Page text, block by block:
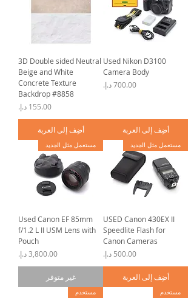
Used Nikon D3100
Camera Body
السعر
أضِف إلى العربة
3D Double sided Neutral
Beige and White
Concrete Texture
Backdrop #8858
السعر
أضِف إلى العربة
مستعمل مثل الجديد
USED Canon 430EX II
Speedlite Flash for
Canon Cameras
السعر
أضِف إلى العربة
مستعمل مثل الجديد
Used Canon EF 85mm
f/1.2 L II USM Lens with
Pouch
السعر
غير متوفر
مستخدم مستخدم